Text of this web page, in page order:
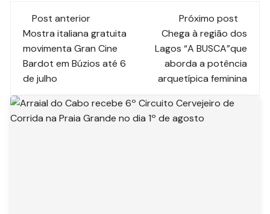
Post anterior
Mostra italiana gratuita
movimenta Gran Cine
Bardot em Búzios até 6
de julho
Próximo post
Chega à região dos
Lagos “A BUSCA”que
aborda a potência
arquetípica feminina